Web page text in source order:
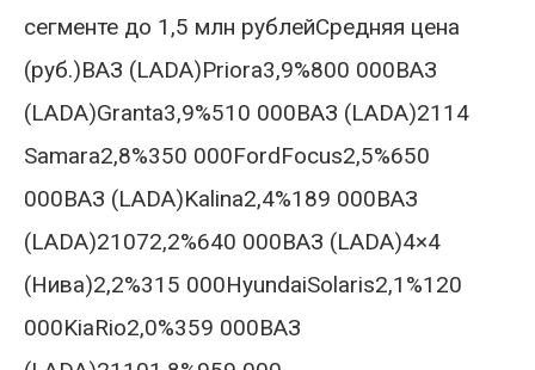
сегменте до 1,5 млн рублейСредняя цена
(руб.)ВАЗ (LADA)Priora3,9%800 000ВАЗ
(LADA)Granta3,9%510 000ВАЗ (LADA)2114
Samara2,8%350 000FordFocus2,5%650
000ВАЗ (LADA)Kalina2,4%189 000ВАЗ
(LADA)21072,2%640 000ВАЗ (LADA)4×4
(Нива)2,2%315 000HyundaiSolaris2,1%120
000KiaRio2,0%359 000ВАЗ